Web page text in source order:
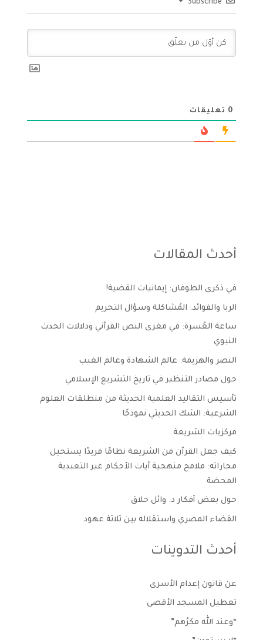
Subscribe
0 تعليقات
أحدث المقالات
في ذكرى الطوفان: إيمانيات القضية!
الربا والفوائد: المُشاكلة وسؤال التحريم
ساعة العُسرة: في مغزى النص القرآني ودلالات الحدث
النبوي
النصر والهزيمة: عالم الشهادة وعالم الغيب
حول مصادر التنظير في تاريخ التشريع الإسلامي
تأسيس التقاليد العلمية الحديثة من منطلقات العلوم
الشرعية: الشك الحديثي نموذجًا
مركزيات الشريعة
كيف جعل القرآن من الشريعة نظامًا فريدًا يستحيل
مجاراته: ملامح منهجية آيات الأحكام غير التعبدية
المحضة
حول بعض أفكار د. وائل حلاق
القضاء المصري واستقلاله بين ثلاثة عهود
أحدث التدوينات
عن قانون إعدام الأسرى
تعطيل المسجد الأقصى
“وعند الله مكرُهم”